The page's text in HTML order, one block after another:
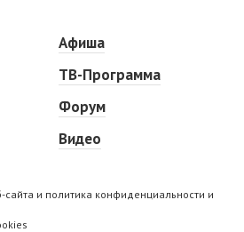
Афиша
ТВ-Программа
Форум
Видео
сайта и политика конфиденциальности и